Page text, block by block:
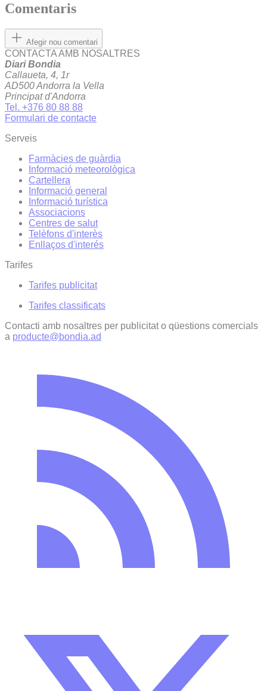
Comentaris
Afegir nou comentari
CONTACTA AMB NOSALTRES
Diari Bondia
Callaueta, 4, 1r
AD500 Andorra la Vella
Principat d'Andorra
Tel. +376 80 88 88
Formulari de contacte
Serveis
Farmàcies de guàrdia
Informació meteorològica
Cartellera
Informació general
Informació turística
Associacions
Centres de salut
Telèfons d'interès
Enllaços d'interés
Tarifes
Tarifes publicitat
Tarifes classificats
Contacti amb nosaltres per publicitat o qüestions comercials
a producte@bondia.ad